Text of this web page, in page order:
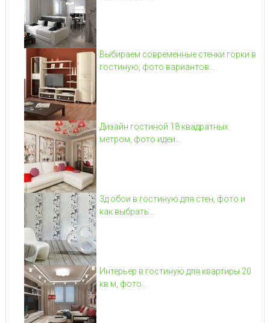
Выбираем современные стенки горки в
гостиную, фото вариантов...
Дизайн гостиной 18 квадратных
метром, фото идеи...
3д обои в гостиную для стен, фото и
как выбрать...
Интерьер в гостиную для квартиры 20
кв м, фото...